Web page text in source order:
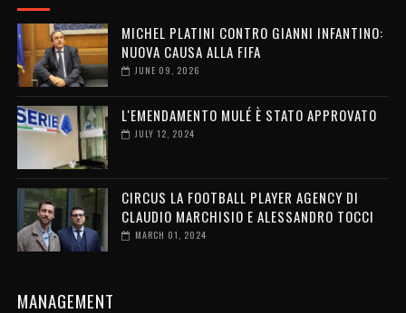
MICHEL PLATINI CONTRO GIANNI INFANTINO:
NUOVA CAUSA ALLA FIFA
JUNE 09, 2026
L'EMENDAMENTO MULÉ È STATO APPROVATO
JULY 12, 2024
CIRCUS LA FOOTBALL PLAYER AGENCY DI
CLAUDIO MARCHISIO E ALESSANDRO TOCCI
MARCH 01, 2024
MANAGEMENT